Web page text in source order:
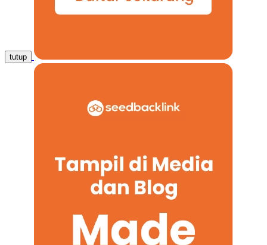
tutup